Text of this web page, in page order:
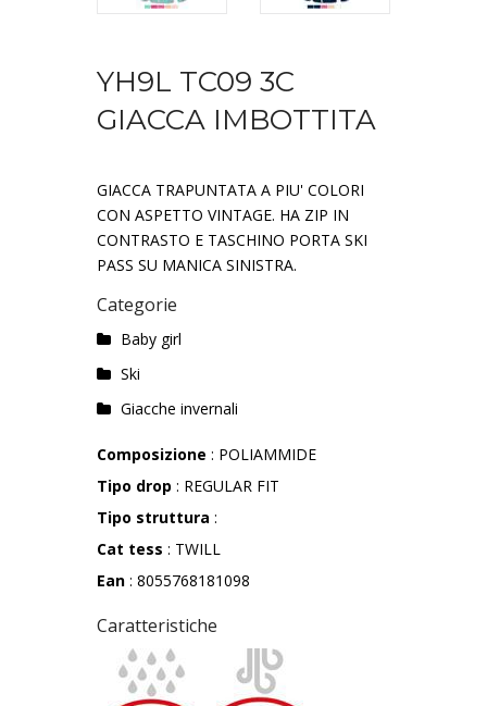
YH9L TC09 3C
GIACCA IMBOTTITA
GIACCA TRAPUNTATA A PIU' COLORI
CON ASPETTO VINTAGE. HA ZIP IN
CONTRASTO E TASCHINO PORTA SKI
PASS SU MANICA SINISTRA.
Categorie
Baby girl
Ski
Giacche invernali
Composizione : POLIAMMIDE
Tipo drop : REGULAR FIT
Tipo struttura :
Cat tess : TWILL
Ean : 8055768181098
Caratteristiche